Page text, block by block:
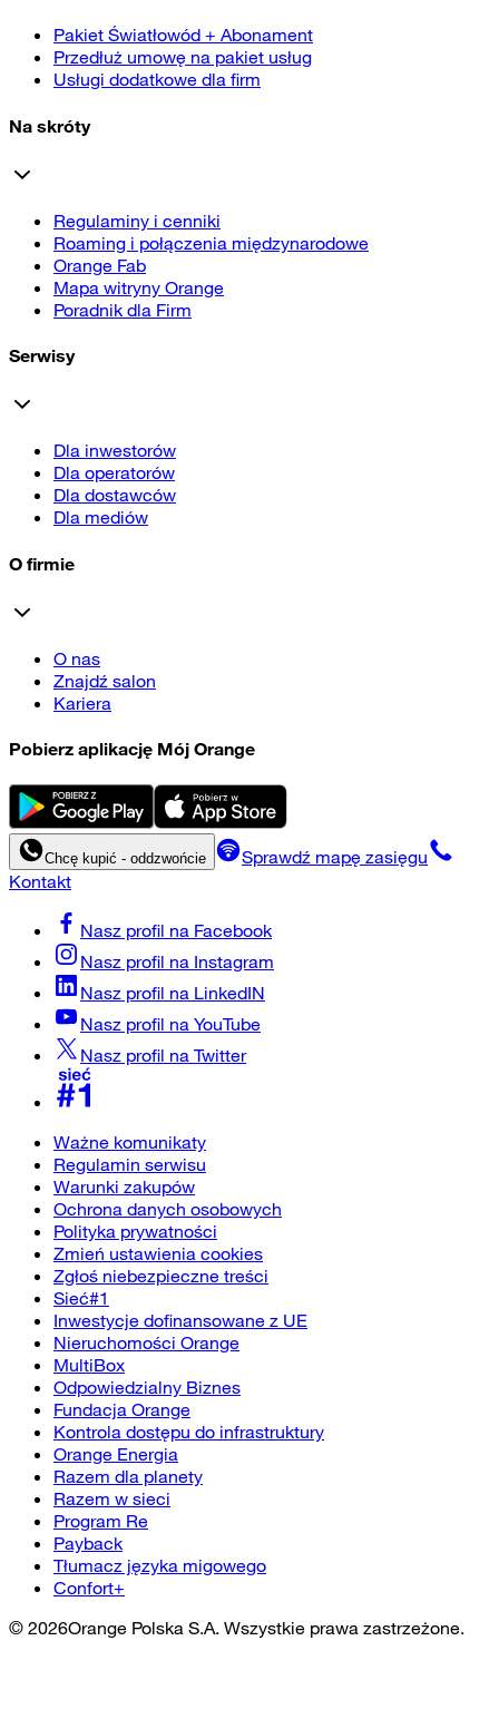
Pakiet Światłowód + Abonament
Przedłuż umowę na pakiet usług
Usługi dodatkowe dla firm
Na skróty
Regulaminy i cenniki
Roaming i połączenia międzynarodowe
Orange Fab
Mapa witryny Orange
Poradnik dla Firm
Serwisy
Dla inwestorów
Dla operatorów
Dla dostawców
Dla mediów
O firmie
O nas
Znajdź salon
Kariera
Pobierz aplikację Mój Orange
Chcę kupić - oddzwońcie
Sprawdź mapę zasięgu
Kontakt
Nasz profil na Facebook
Nasz profil na Instagram
Nasz profil na LinkedIN
Nasz profil na YouTube
Nasz profil na Twitter
Ważne komunikaty
Regulamin serwisu
Warunki zakupów
Ochrona danych osobowych
Polityka prywatności
Zmień ustawienia cookies
Zgłoś niebezpieczne treści
Sieć#1
Inwestycje dofinansowane z UE
Nieruchomości Orange
MultiBox
Odpowiedzialny Biznes
Fundacja Orange
Kontrola dostępu do infrastruktury
Orange Energia
Razem dla planety
Razem w sieci
Program Re
Payback
Tłumacz języka migowego
Confort+
© 2026Orange Polska S.A. Wszystkie prawa zastrzeżone.